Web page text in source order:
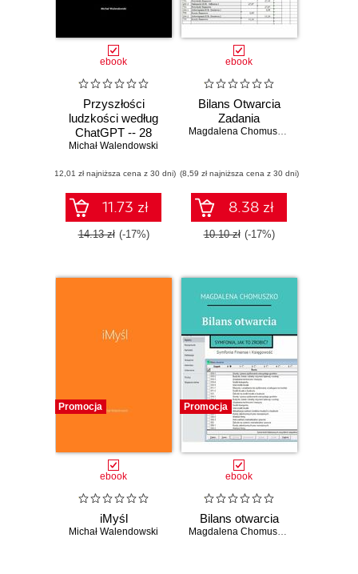
ebook
Przyszłości
ludzkości według
ChatGPT -- 28
scenariuszy
przez AI
Michał Walendowski
(12,01 zł najniższa cena z 30 dni)
11.73 zł
14.13 zł (-17%)
ebook
Bilans Otwarcia
Zadania
Magdalena Chomuszko
(8,59 zł najniższa cena z 30 dni)
8.38 zł
10.10 zł (-17%)
Promocja
ebook
iMyśl
Michał Walendowski
Promocja
ebook
Bilans otwarcia
Magdalena Chomuszko